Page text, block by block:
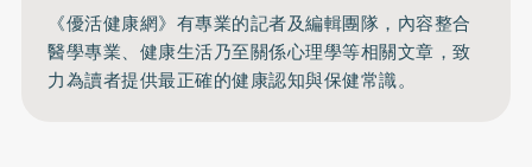
《優活健康網》有專業的記者及編輯團隊，內容整合
醫學專業、健康生活乃至關係心理學等相關文章，致
力為讀者提供最正確的健康認知與保健常識。